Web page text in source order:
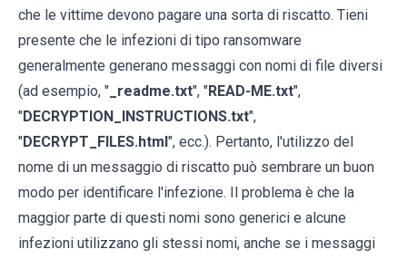
che le vittime devono pagare una sorta di riscatto. Tieni
presente che le infezioni di tipo ransomware
generalmente generano messaggi con nomi di file diversi
(ad esempio, " _readme.txt", "READ-ME.txt",
"DECRYPTION_INSTRUCTIONS.txt",
"DECRYPT_FILES.html ", ecc.). Pertanto, l'utilizzo del
nome di un messaggio di riscatto può sembrare un buon
modo per identificare l'infezione. Il problema è che la
maggior parte di questi nomi sono generici e alcune
infezioni utilizzano gli stessi nomi, anche se i messaggi